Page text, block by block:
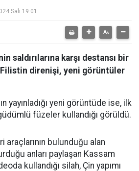
Salı 19:01
saldırılarına karşı destansı bir
direnişi, yeni görüntüler
yayınladığı yeni görüntüde ise, ilk
füzeler kullandığı görüldü.
araçlarının bulunduğu alan
anları paylaşan Kassam
kullandığı silah, Çin yapımı